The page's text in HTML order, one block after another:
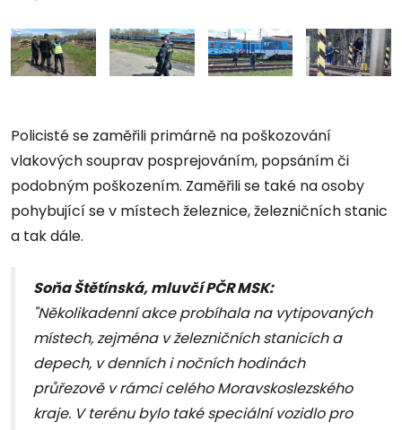
Policisté se zaměřili primárně na poškozování
vlakových souprav posprejováním, popsáním či
podobným poškozením. Zaměřili se také na osoby
pohybující se v místech železnice, železničních stanic
a tak dále.
Soňa Štětínská, mluvčí PČR MSK:
"Několikadenní akce probíhala na vytipovaných
místech, zejména v železničních stanicích a
depech, v denních i nočních hodinách
průřezově v rámci celého Moravskoslezského
kraje. V terénu bylo také speciální vozidlo pro